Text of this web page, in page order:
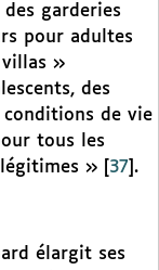
garderies
pour adultes
villas »
des
de vie
tous les
»
37 .
élargit ses